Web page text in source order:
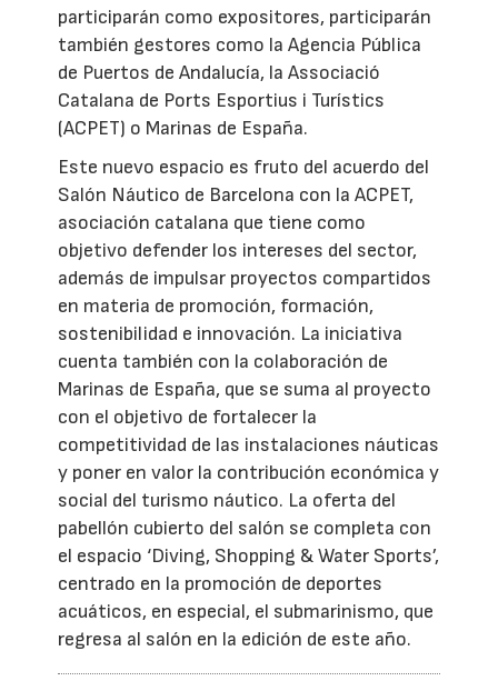
participarán como expositores, participarán
también gestores como la Agencia Pública
de Puertos de Andalucía, la Associació
Catalana de Ports Esportius i Turístics
(ACPET) o Marinas de España.
Este nuevo espacio es fruto del acuerdo del
Salón Náutico de Barcelona con la ACPET,
asociación catalana que tiene como
objetivo defender los intereses del sector,
además de impulsar proyectos compartidos
en materia de promoción, formación,
sostenibilidad e innovación. La iniciativa
cuenta también con la colaboración de
Marinas de España, que se suma al proyecto
con el objetivo de fortalecer la
competitividad de las instalaciones náuticas
y poner en valor la contribución económica y
social del turismo náutico. La oferta del
pabellón cubierto del salón se completa con
el espacio ‘Diving, Shopping & Water Sports’,
centrado en la promoción de deportes
acuáticos, en especial, el submarinismo, que
regresa al salón en la edición de este año.